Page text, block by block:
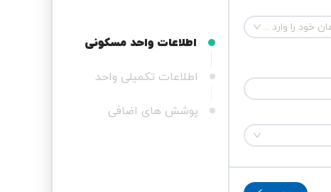
اطلاعات واحد مسکونی
اطلاعات تکمیلی واحد
پوشش های اضافی
لطفا هزینه ساخت هر متر مربع از ساختمان خود را وارد کنید